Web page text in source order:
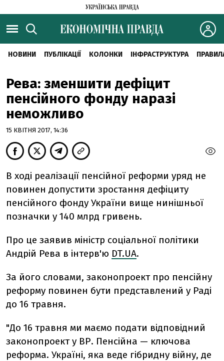
НОВИНИ ПУБЛІКАЦІЇ КОЛОНКИ ІНФРАСТРУКТУРА
Рева: зменшити дефіцит
пенсійного фонду наразі
неможливо
15 КВІТНЯ 2017, 14:36
В ході реалізації пенсійної реформи уряд не
повинен допустити зростання дефіциту
пенсійного фонду України вище нинішньої
позначки у 140 млрд гривень.
Про це заявив міністр соціальної політики
Андрій Рева в інтерв'ю DT.UA.
За його словами, законопроект про пенсійну
реформу повинен бути представлений у Раді
до 16 травня.
"До 16 травня ми маємо подати відповідний
законопроект у ВР. Пенсійна — ключова
реформа. Україні, яка веде гібридну війну, де